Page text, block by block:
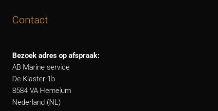
Contact
Bezoek adres op afspraak:
AB Marine service
De Klaster 1b
8584 VA Hemelum
Nederland (NL)